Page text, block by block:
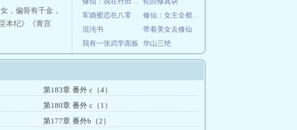
军婚蜜恋在八零
修仙：女主全都不对劲
混沌书
带着美女去修仙
我有一张武学面板
华山三绝
，偏骨有千金，
本纪》《青宫
第183章 番外 c（4）
第180章 番外 c（1）
第177章 番外b（2）